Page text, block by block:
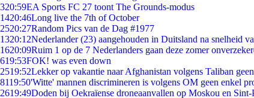
320:59EA Sports FC 27 toont The Grounds-modus
1420:46Long live the 7th of October
2520:27Random Pics van de Dag #1977
1320:12Nederlander (23) aangehouden in Duitsland na snelheid
1620:09Ruim 1 op de 7 Nederlanders gaan deze zomer
619:53FOK! was even down
2519:52Lekker op vakantie naar Afghanistan volgens Taliban
8119:50'Witte' mannen discrimineren is volgens OM geen enkel
2619:49Doden bij Oekraïense droneaanvallen op Moskou en Sint-